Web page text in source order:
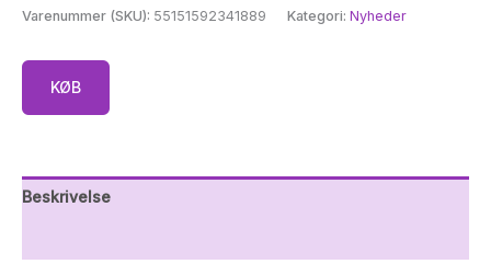
Varenummer (SKU): 55151592341889 Kategori: Nyheder
KØB
Beskrivelse